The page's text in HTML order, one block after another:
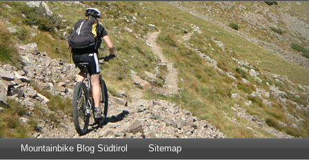
Mountainbike Blog Südtirol Sitemap